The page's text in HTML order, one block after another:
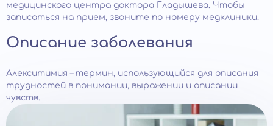
медицинского центра доктора Гладышева. Чтобы
записаться на прием, звоните по номеру медклиники.
Описание заболевания
Алекситимия – термин, использующийся для описания
трудностей в понимании, выражении и описании
чувств.